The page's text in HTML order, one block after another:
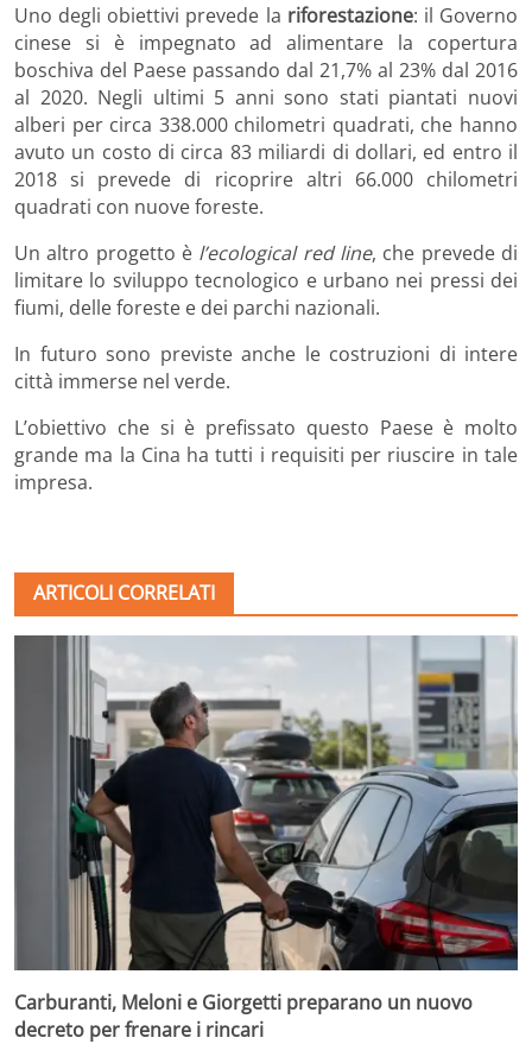
Uno degli obiettivi prevede la riforestazione: il Governo
cinese si è impegnato ad alimentare la copertura
boschiva del Paese passando dal 21,7% al 23% dal 2016
al 2020. Negli ultimi 5 anni sono stati piantati nuovi
alberi per circa 338.000 chilometri quadrati, che hanno
avuto un costo di circa 83 miliardi di dollari, ed entro il
2018 si prevede di ricoprire altri 66.000 chilometri
quadrati con nuove foreste.
Un altro progetto è l’ecological red line, che prevede di
limitare lo sviluppo tecnologico e urbano nei pressi dei
fiumi, delle foreste e dei parchi nazionali.
In futuro sono previste anche le costruzioni di intere
città immerse nel verde.
L’obiettivo che si è prefissato questo Paese è molto
grande ma la Cina ha tutti i requisiti per riuscire in tale
impresa.
ARTICOLI CORRELATI
Carburanti, Meloni e Giorgetti preparano un nuovo
decreto per frenare i rincari